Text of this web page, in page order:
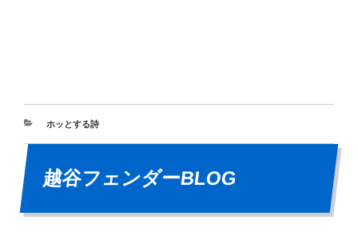
ホッとする詩
越谷フェンダーBLOG